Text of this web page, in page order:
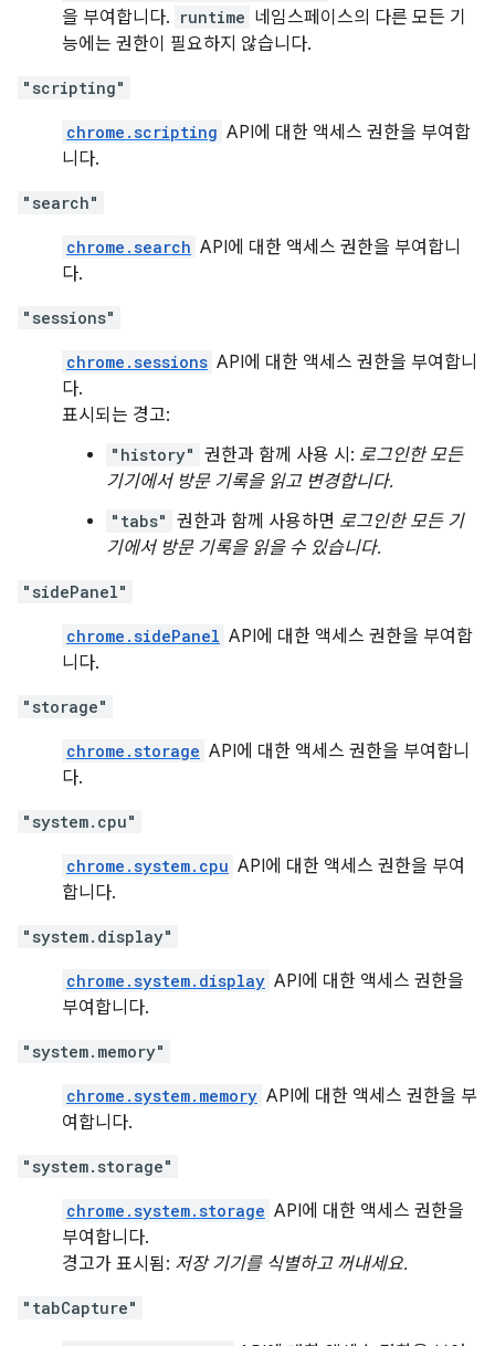
을 부여합니다. runtime 네임스페이스의 다른 모든 기
능에는 권한이 필요하지 않습니다.
"scripting"
chrome.scripting API에 대한 액세스 권한을 부여합
니다.
"search"
chrome.search API에 대한 액세스 권한을 부여합니
다.
"sessions"
chrome.sessions API에 대한 액세스 권한을 부여합니
다.
표시되는 경고:
"history" 권한과 함께 사용 시: 로그인한 모든
기기에서 방문 기록을 읽고 변경합니다.
"tabs" 권한과 함께 사용하면 로그인한 모든 기
기에서 방문 기록을 읽을 수 있습니다.
"sidePanel"
chrome.sidePanel API에 대한 액세스 권한을 부여합
니다.
"storage"
chrome.storage API에 대한 액세스 권한을 부여합니
다.
"system.cpu"
chrome.system.cpu API에 대한 액세스 권한을 부여
합니다.
"system.display"
chrome.system.display API에 대한 액세스 권한을
부여합니다.
"system.memory"
chrome.system.memory API에 대한 액세스 권한을 부
여합니다.
"system.storage"
chrome.system.storage API에 대한 액세스 권한을
부여합니다.
경고가 표시됨: 저장 기기를 식별하고 꺼내세요.
"tabCapture"